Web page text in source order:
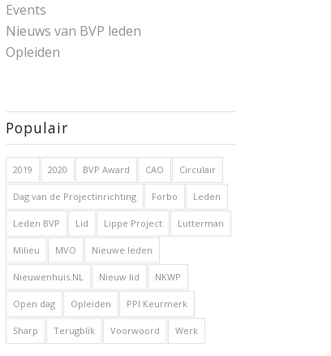
Events
Nieuws van BVP leden
Opleiden
Populair
2019 2020 BVP Award CAO Circulair
Dag van de Projectinrichting Forbo Leden
Leden BVP Lid Lippe Project Lutterman
Milieu MVO Nieuwe leden
Nieuwenhuis.NL Nieuw lid NKWP
Open dag Opleiden PPI Keurmerk
Sharp Terugblik Voorwoord Werk